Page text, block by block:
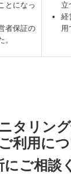
とになっ
者保証の
。
立
経
用
タリン
利用につ
にご相談